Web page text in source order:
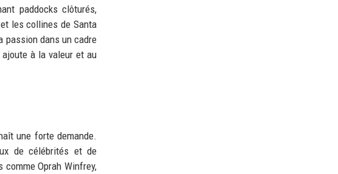
paddocks clôturés,
les collines de Santa
passion dans un cadre
à la valeur et au
une forte demande.
de célébrités et de
Oprah Winfrey,